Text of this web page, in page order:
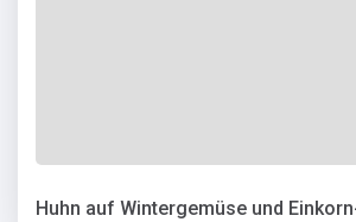
Huhn auf Wintergemüse und